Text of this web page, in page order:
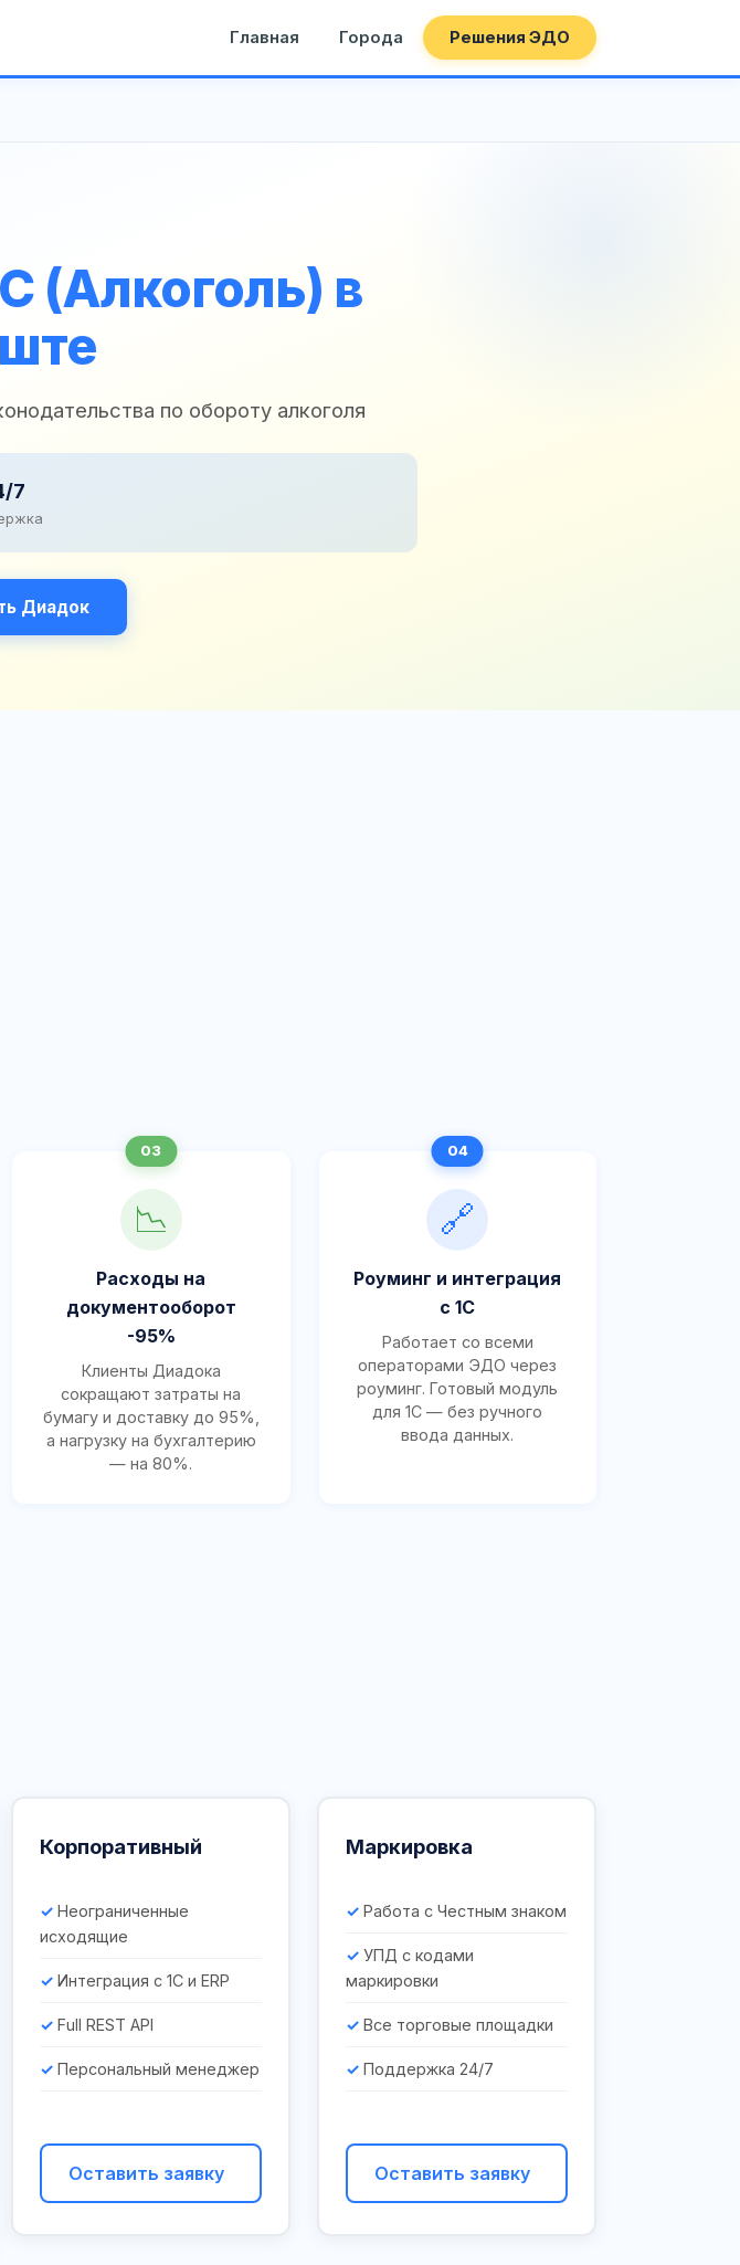
Главная Города Решения ЭДО
(Алкоголь) в
по обороту алкоголя
7
Диадок
📉
Расходы на
документооборот
-95%
Клиенты Диадока
сокращают затраты на
бумагу и доставку до 95%,
а нагрузку на бухгалтерию
— на 80%.
🔗
Роуминг и интеграция
с 1С
Работает со всеми
операторами ЭДО через
роуминг. Готовый модуль
для 1С — без ручного
ввода данных.
Корпоративный
Неограниченные
исходящие
Интеграция с 1С и ERP
Full REST API
Персональный менеджер
Оставить заявку
Маркировка
Работа с Честным знаком
УПД с кодами
маркировки
Все торговые площадки
Поддержка 24/7
Оставить заявку